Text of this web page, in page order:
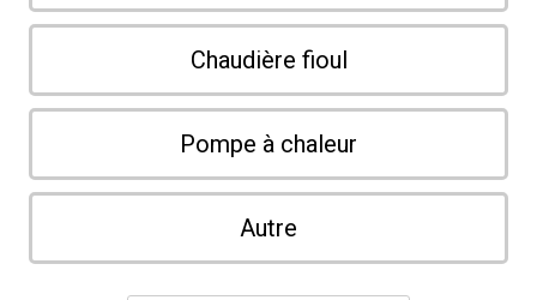
Chaudière fioul
Pompe à chaleur
Autre